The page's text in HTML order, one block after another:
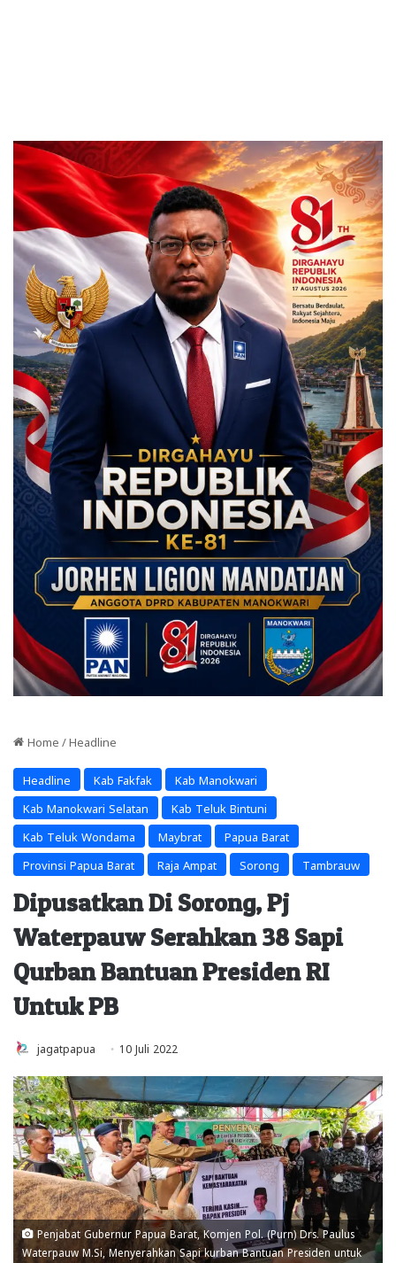
Home / Headline
Headline Kab Fakfak Kab Manokwari
Kab Manokwari Selatan Kab Teluk Bintuni
Kab Teluk Wondama Maybrat Papua Barat
Provinsi Papua Barat Raja Ampat Sorong Tambrauw
Dipusatkan Di Sorong, Pj
Waterpauw Serahkan 38 Sapi
Qurban Bantuan Presiden RI
Untuk PB
jagatpapua 10 Juli 2022
Penjabat Gubernur Papua Barat, Komjen Pol. (Purn) Drs. Paulus
Waterpauw M.Si, Menyerahkan Sapi kurban Bantuan Presiden untuk